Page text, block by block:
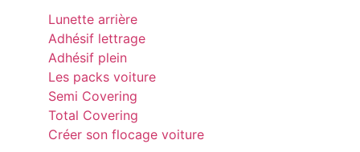
Lunette arrière
Adhésif lettrage
Adhésif plein
Les packs voiture
Semi Covering
Total Covering
Créer son flocage voiture